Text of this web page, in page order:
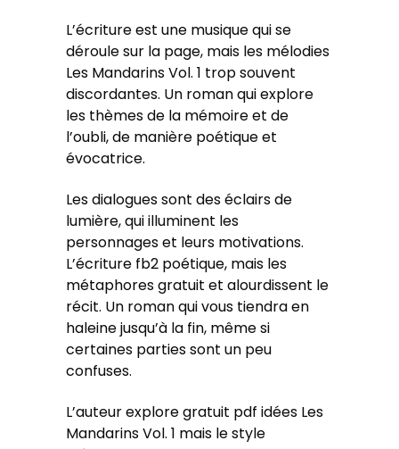
L’écriture est une musique qui se
déroule sur la page, mais les mélodies
Les Mandarins Vol. 1 trop souvent
discordantes. Un roman qui explore
les thèmes de la mémoire et de
l’oubli, de manière poétique et
évocatrice.
Les dialogues sont des éclairs de
lumière, qui illuminent les
personnages et leurs motivations.
L’écriture fb2 poétique, mais les
métaphores gratuit et alourdissent le
récit. Un roman qui vous tiendra en
haleine jusqu’à la fin, même si
certaines parties sont un peu
confuses.
L’auteur explore gratuit pdf idées Les
Mandarins Vol. 1 mais le style